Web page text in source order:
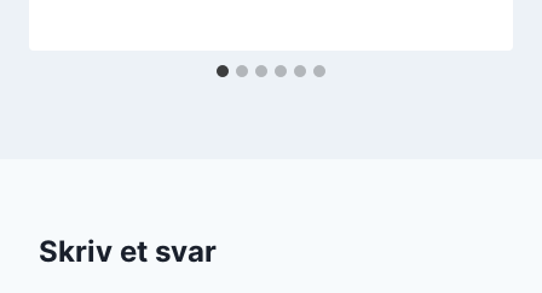
Skriv et svar